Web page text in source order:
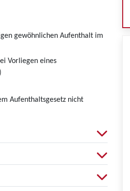
gewöhnlichen Aufenthalt im
Vorliegen eines
Aufenthaltsgesetz nicht